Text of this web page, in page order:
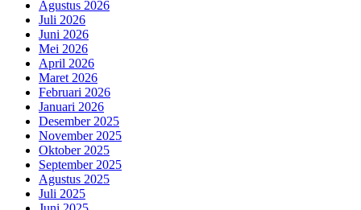
Agustus 2026
Juli 2026
Juni 2026
Mei 2026
April 2026
Maret 2026
Februari 2026
Januari 2026
Desember 2025
November 2025
Oktober 2025
September 2025
Agustus 2025
Juli 2025